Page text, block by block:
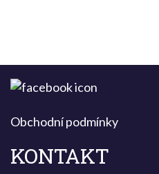
Obchodní podmínky
KONTAKT